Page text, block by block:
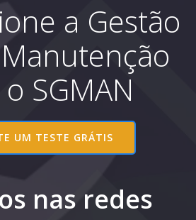
a Gestão
SGMAN
UM TESTE GRÁTIS
nas redes